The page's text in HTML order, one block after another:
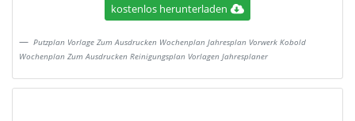
kostenlos herunterladen
Putzplan Vorlage Zum Ausdrucken Wochenplan Jahresplan Vorwerk Kobold
Wochenplan Zum Ausdrucken Reinigungsplan Vorlagen Jahresplaner